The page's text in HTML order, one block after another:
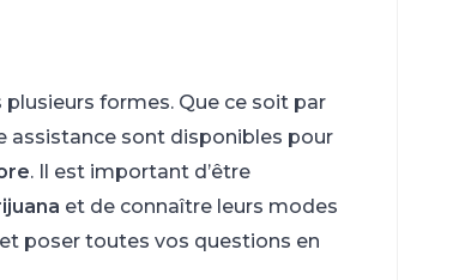
plusieurs formes. Que ce soit par
assistance sont disponibles pour
. Il est important d’être
et de connaître leurs modes
poser toutes vos questions en